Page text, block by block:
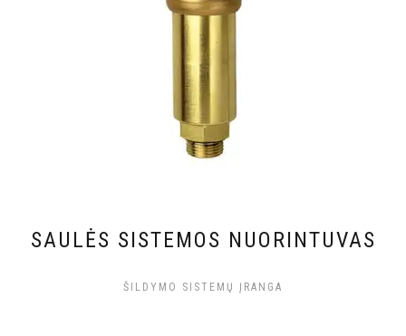
SAULĖS SISTEMOS NUORINTUVAS
ŠILDYMO SISTEMŲ ĮRANGA